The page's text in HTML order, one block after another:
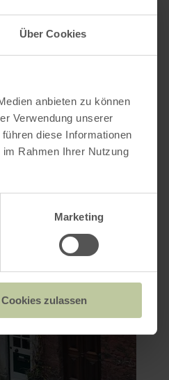
Über Cookies
anbieten zu können
Verwendung unserer
diese Informationen
Rahmen Ihrer Nutzung
Marketing
Cookies zulassen